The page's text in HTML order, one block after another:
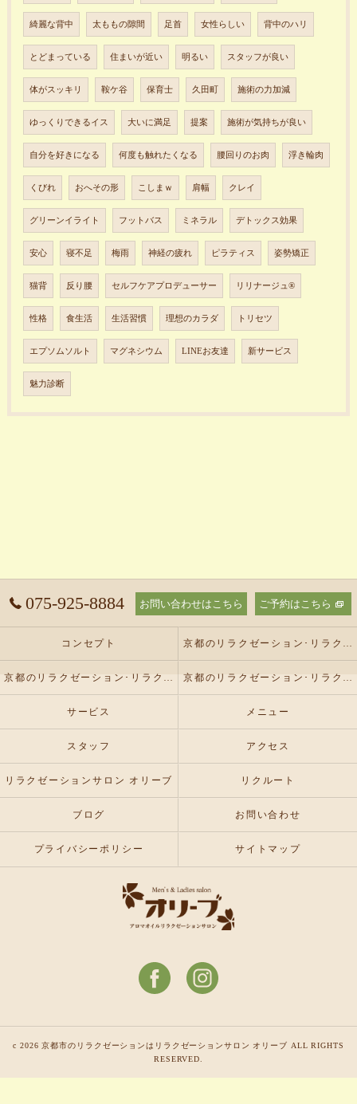
綺麗な背中 太ももの隙間 足首 女性らしい 背中のハリ
とどまっている 住まいが近い 明るい スタッフが良い
体がスッキリ 鞍ケ谷 保育士 久田町 施術の力加減
ゆっくりできるイス 大いに満足 提案 施術が気持ちが良い
自分を好きになる 何度も触れたくなる 腰回りのお肉 浮き輪肉
くびれ おへその形 こしまｗ 肩幅 クレイ
グリーンイライト フットバス ミネラル デトックス効果
安心 寝不足 梅雨 神経の疲れ ピラティス 姿勢矯正
猫背 反り腰 セルフケアプロデューサー リリナージュ®︎
性格 食生活 生活習慣 理想のカラダ トリセツ
エプソムソルト マグネシウム LINEお友達 新サービス
魅力診断
075-925-8884 お問い合わせはこちら ご予約はこちら
コンセプト 京都のリラクゼーション･リラクゼーションサロン オリーブの口コミ情報
京都のリラクゼーション･リラクゼーションサロン オリーブの評判 京都のリラクゼーション･リラクゼーションサロン オリーブのお客様の声
サービス メニュー
スタッフ アクセス
リラクゼーションサロン オリーブ リクルート
ブログ お問い合わせ
プライバシーポリシー サイトマップ
c 2026 京都市のリラクゼーションはリラクゼーションサロン オリーブ ALL RIGHTS
RESERVED.